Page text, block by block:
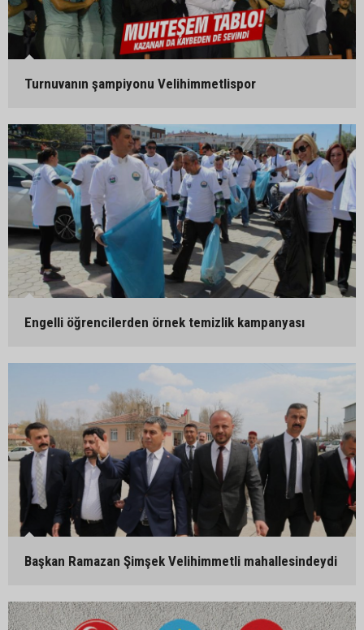
Turnuvanın şampiyonu Velihimmetlispor
Engelli öğrencilerden örnek temizlik kampanyası
Başkan Ramazan Şimşek Velihimmetli mahallesindeydi